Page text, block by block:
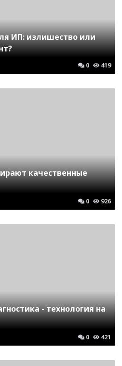
ИП: излишество или
0 419
качественные
0 926
- технология на
0 421